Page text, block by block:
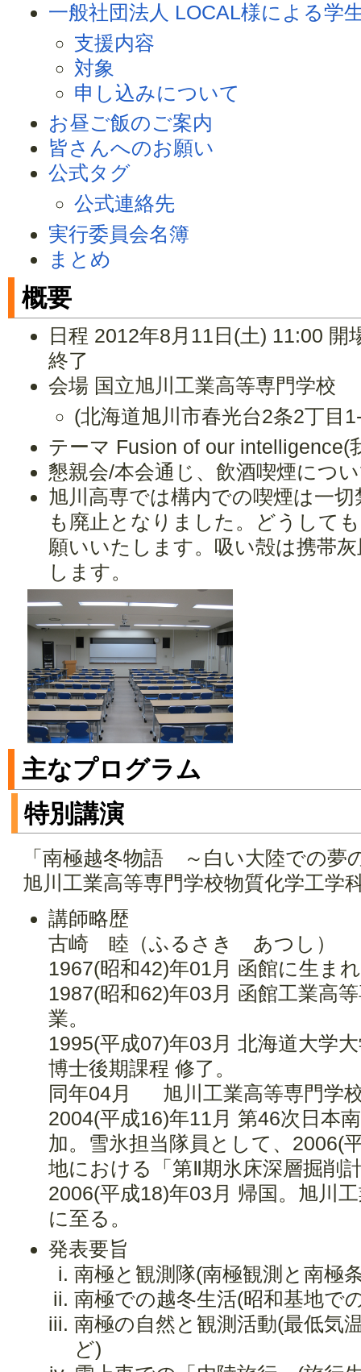
一般社団法人 LOCAL様による学
支援内容
対象
申し込みについて
お昼ご飯のご案内
皆さんへのお願い
公式タグ
公式連絡先
実行委員会名簿
まとめ
概要
日程 2012年8月11日(土) 11:00
終了
会場 国立旭川工業高等専門学校
(北海道旭川市春光台2条2丁目
テーマ Fusion of our intelligence(
懇親会/本会通じ、飲酒喫煙につ
旭川高専では構内での喫煙は一
も廃止となりました。どうして
願いいたします。吸い殻は携帯
します。
主なプログラム
特別講演
「南極越冬物語 ～白い大陸での夢
旭川工業高等専門学校物質化学工
講師略歴
古崎 睦（ふるさき あつし）
1967(昭和42)年01月 函館に生ま
1987(昭和62)年03月 函館工業高
業。
1995(平成07)年03月 北海道大学
博士後期課程 修了。
同年04月 旭川工業高等専門学
2004(平成16)年11月 第46次日本
加。雪氷担当隊員として、2006(
地における「第Ⅱ期氷床深層掘削
2006(平成18)年03月 帰国。旭川
に至る。
発表要旨
南極と観測隊(南極観測と南
南極での越冬生活(昭和基地
南極の自然と観測活動(最低
ど)